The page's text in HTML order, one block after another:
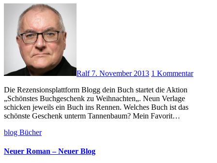
Ralf 7. November 2013 1 Kommentar
Die Rezensionsplattform Blogg dein Buch startet die Aktion
„Schönstes Buchgeschenk zu Weihnachten„. Neun Verlage
schicken jeweils ein Buch ins Rennen. Welches Buch ist das
schönste Geschenk unterm Tannenbaum? Mein Favorit…
blog Bücher
Neuer Roman – Neuer Blog